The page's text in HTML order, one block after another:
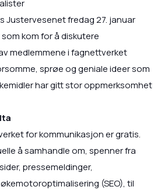
Justervesenet fredag 27. januar
kom for å diskutere
medlemmene i fagnettverket
sprøe og geniale ideer som
har gitt stor oppmerksomhet
for kommunikasjon er gratis.
å samhandle om, spenner fra
pressemeldinger,
(SEO), til